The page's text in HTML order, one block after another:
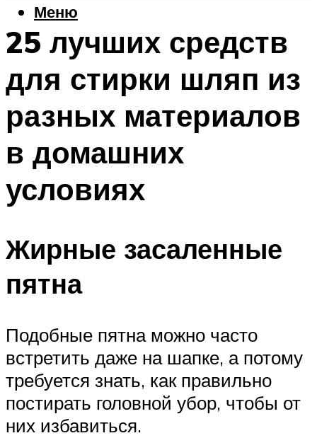
Меню
25 лучших средств
для стирки шляп из
разных материалов
в домашних
условиях
Жирные засаленные
пятна
Подобные пятна можно часто
встретить даже на шапке, а потому
требуется знать, как правильно
постирать головной убор, чтобы от
них избавиться.